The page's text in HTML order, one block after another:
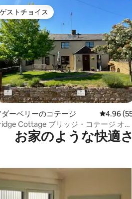
つ星中4.99つ星の平均評価
ゲストチョイス
ゲストチョイス
ダーベリーのコテージ レビュー
4.96
Cottage ブリッジ・コテージ オッ
スフォードシャー
お家のような快⁠適⁠